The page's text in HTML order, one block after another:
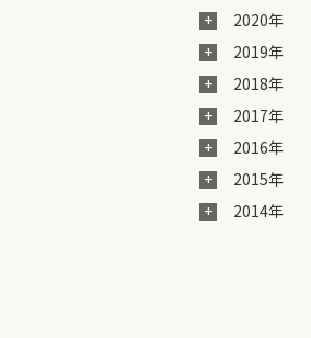
2020年
2019年
2018年
2017年
2016年
2015年
2014年